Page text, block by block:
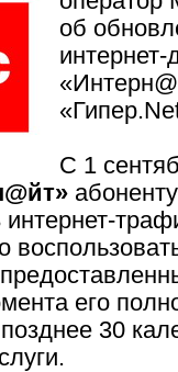
об
интернет-
С 1
абоненту
его
30